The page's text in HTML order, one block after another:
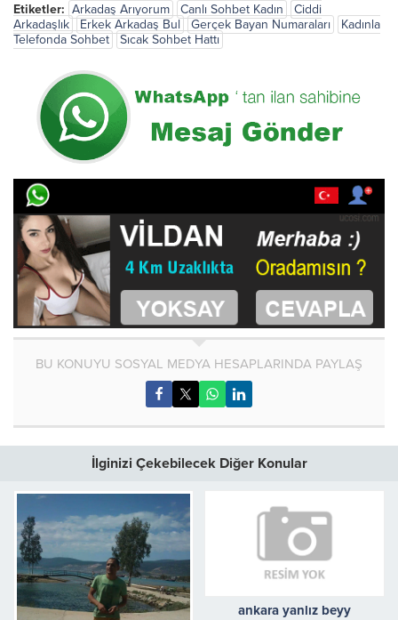
Etiketler: Arkadaş Arıyorum Canlı Sohbet Kadın
Ciddi
Arkadaşlık
Erkek Arkadaş Bul Gerçek Bayan Numaraları
Kadınla
Telefonda Sohbet
Sıcak Sohbet Hattı
BU KONUYU SOSYAL MEDYA HESAPLARINDA PAYLAŞ
İlginizi Çekebilecek Diğer Konular
ankara yanlız beyy